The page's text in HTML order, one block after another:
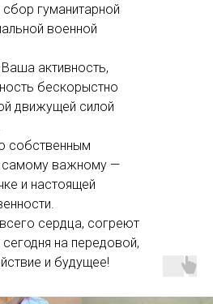
гуманитарной
военной
активность,
бескорыстно
движущей силой
собственным
самому важному —
и настоящей
сердца, согреют
на передовой,
и будущее!